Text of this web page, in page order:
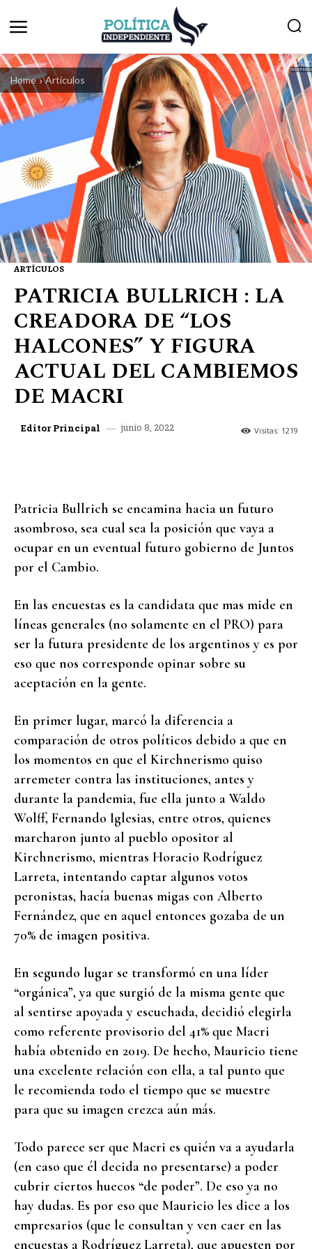
Home Artículos
ARTÍCULOS
PATRICIA BULLRICH : LA
CREADORA DE “LOS
HALCONES” Y FIGURA
ACTUAL DEL CAMBIEMOS
DE MACRI
Editor Principal junio 8, 2022 Visitas: 1219
Patricia Bullrich se encamina hacia un futuro
asombroso, sea cual sea la posición que vaya a
ocupar en un eventual futuro gobierno de Juntos
por el Cambio.
En las encuestas es la candidata que mas mide en
líneas generales (no solamente en el PRO) para
ser la futura presidente de los argentinos y es por
eso que nos corresponde opinar sobre su
aceptación en la gente.
En primer lugar, marcó la diferencia a
comparación de otros políticos debido a que en
los momentos en que el Kirchnerismo quiso
arremeter contra las instituciones, antes y
durante la pandemia, fue ella junto a Waldo
Wolff, Fernando Iglesias, entre otros, quienes
marcharon junto al pueblo opositor al
Kirchnerismo, mientras Horacio Rodríguez
Larreta, intentando captar algunos votos
peronistas, hacía buenas migas con Alberto
Fernández, que en aquel entonces gozaba de un
70% de imagen positiva.
En segundo lugar se transformó en una líder
“orgánica”, ya que surgió de la misma gente que
al sentirse apoyada y escuchada, decidió elegirla
como referente provisorio del 41% que Macri
había obtenido en 2019. De hecho, Mauricio tiene
una excelente relación con ella, a tal punto que
le recomienda todo el tiempo que se muestre
para que su imagen crezca aún más.
Todo parece ser que Macri es quién va a ayudarla
(en caso que él decida no presentarse) a poder
cubrir ciertos huecos “de poder”. De eso ya no
hay dudas. Es por eso que Mauricio les dice a los
empresarios (que le consultan y ven caer en las
encuestas a Rodríguez Larreta), que apuesten por